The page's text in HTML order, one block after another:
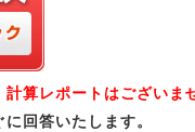
算レポートはございま
に回答いたします。